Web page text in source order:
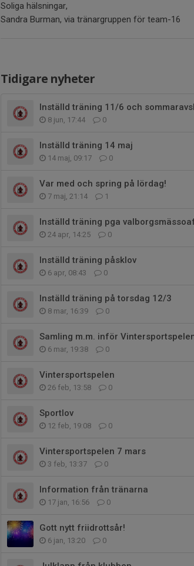
Soliga hälsningar,
Sandra Burman, via tränargruppen för team-16
Tidigare nyheter
Inställd träning 11/6 och
8 jun, 17:44 0
Inställd träning 14 maj
14 maj, 09:17 0
Var med och spring på lördag!
7 maj, 21:14 1
Inställd träning pga
24 apr, 14:25 0
Inställd träning påsklov
6 apr, 08:43 0
Inställd träning på torsdag 12/3
8 mar, 16:39 0
Samling m.m. inför
6 mar, 19:38 0
Vintersportspelen
26 feb, 13:58 0
Sportlov
12 feb, 19:08 0
Vintersportspelen 7 mars
3 feb, 13:37 0
Information från tränarna
17 jan, 16:56 0
Gott nytt friidrottsår!
6 jan, 13:20 0